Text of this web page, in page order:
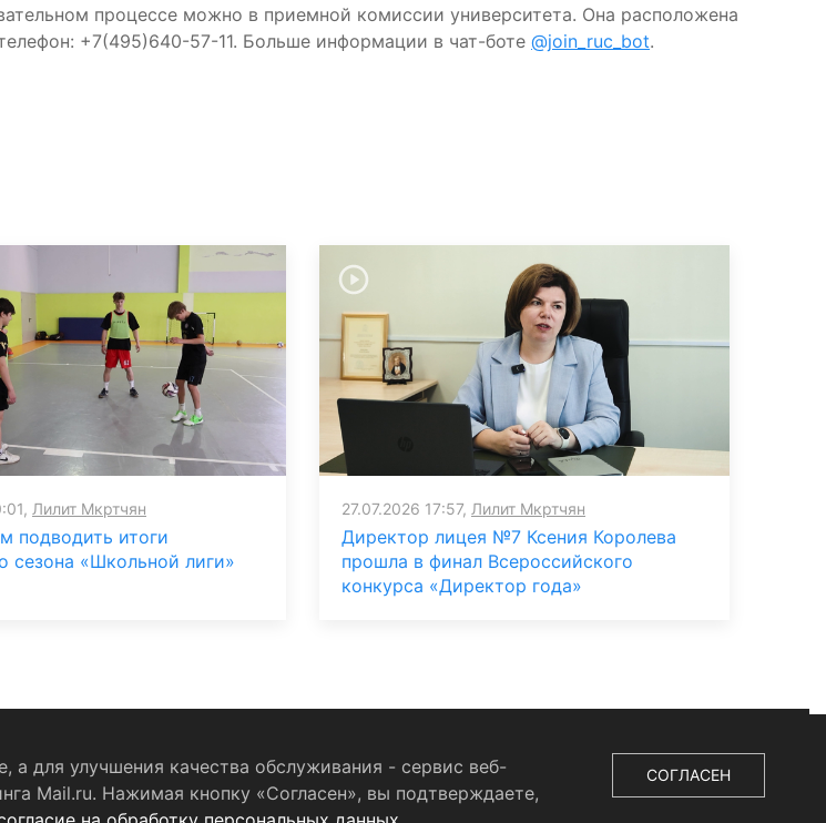
процессе можно в приемной комиссии университета. Она расположена
+7(495)640-57-11. Больше информации в чат-боте @join_ruc_bot.
Лилит Мкртчян
подводить итоги
сезона «Школьной лиги»
27.07.2026 17:57, Лилит Мкртчян
Директор лицея №7 Ксения Королева
прошла в финал Всероссийского
конкурса «Директор года»
данных RSS-лента
для улучшения качества обслуживания - сервис веб-
Mail.ru. Нажимая кнопку «Согласен», вы подтверждаете,
СОГЛАСЕН